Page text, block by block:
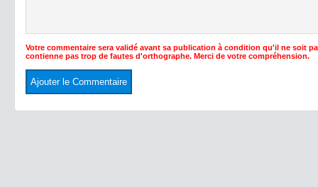
Votre commentaire sera validé avant sa publication à condition qu'il ne soit
contienne pas trop de fautes d'orthographe. Merci de votre compréhension.